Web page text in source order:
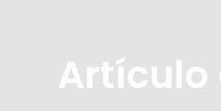
Artículo